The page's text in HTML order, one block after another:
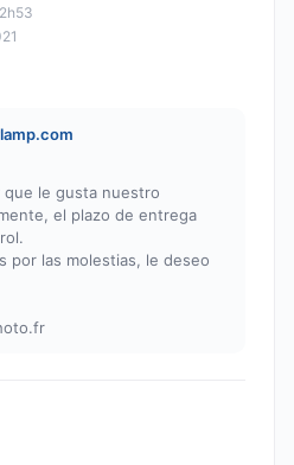
que le gusta nuestro
el plazo de entrega
por las molestias, le deseo